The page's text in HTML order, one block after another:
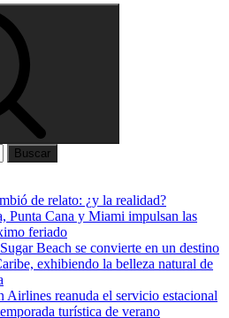
de relato: ¿y la realidad?
Punta Cana y Miami impulsan las
feriado
Beach se convierte en un destino
exhibiendo la belleza natural de
Airlines reanuda el servicio estacional
turística de verano